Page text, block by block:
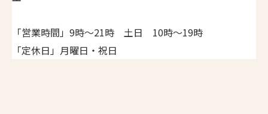
「営業時間」9時～21時 土日 10時～19時
「定休日」月曜日・祝日